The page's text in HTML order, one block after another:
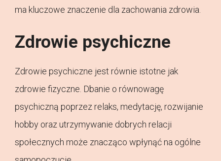
ma kluczowe znaczenie dla zachowania zdrowia.
Zdrowie psychiczne
Zdrowie psychiczne jest równie istotne jak
zdrowie fizyczne. Dbanie o równowagę
psychiczną poprzez relaks, medytację, rozwijanie
hobby oraz utrzymywanie dobrych relacji
społecznych może znacząco wpłynąć na ogólne